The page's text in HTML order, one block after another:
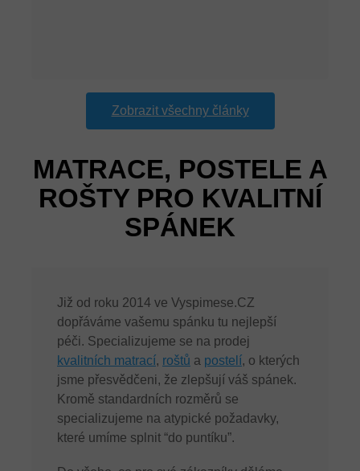
Zobrazit všechny články
MATRACE, POSTELE A
ROŠTY PRO KVALITNÍ
SPÁNEK
Již od roku 2014 ve Vyspimese.CZ
dopřáváme vašemu spánku tu nejlepší
péči. Specializujeme se na prodej
kvalitních matrací, roštů a postelí, o kterých
jsme přesvědčeni, že zlepšují váš spánek.
Kromě standardních rozměrů se
specializujeme na atypické požadavky,
které umíme splnit “do puntíku”.